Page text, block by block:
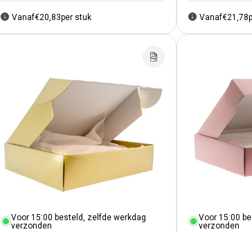
Vanaf€20,83per stuk Vanaf€21,78
Voor 15:00 besteld, zelfde werkdag
verzonden
Voor 15:00
verzonden